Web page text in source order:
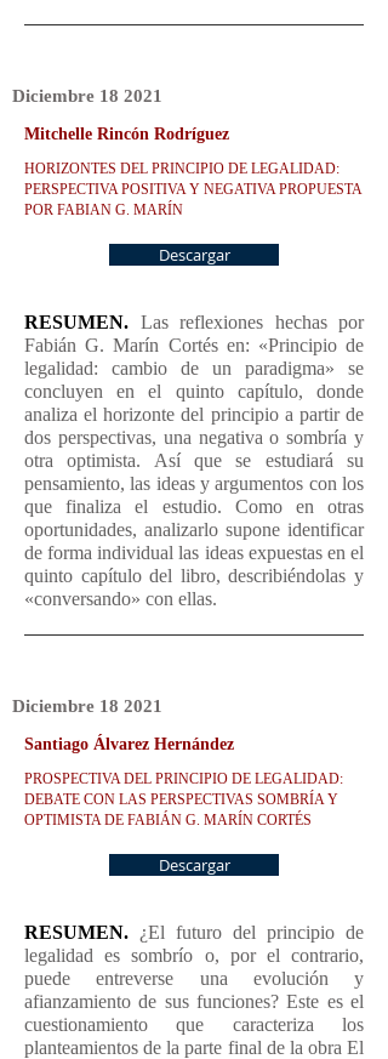
Diciembre 18 2021
Mitchelle Rincón Rodríguez
HORIZONTES DEL PRINCIPIO DE LEGALIDAD:
PERSPECTIVA POSITIVA Y NEGATIVA PROPUESTA
POR FABIAN G. MARÍN
Descargar
RESUMEN. Las reflexiones hechas por
Fabián G. Marín Cortés en: «Principio de
legalidad: cambio de un paradigma» se
concluyen en el quinto capítulo, donde
analiza el horizonte del principio a partir de
dos perspectivas, una negativa o sombría y
otra optimista. Así que se estudiará su
pensamiento, las ideas y argumentos con los
que finaliza el estudio. Como en otras
oportunidades, analizarlo supone identificar
de forma individual las ideas expuestas en el
quinto capítulo del libro, describiéndolas y
«conversando» con ellas.
Diciembre 18 2021
Santiago Álvarez Hernández
PROSPECTIVA DEL PRINCIPIO DE LEGALIDAD:
DEBATE CON LAS PERSPECTIVAS SOMBRÍA Y
OPTIMISTA DE FABIÁN G. MARÍN CORTÉS
Descargar
RESUMEN. ¿El futuro del principio de
legalidad es sombrío o, por el contrario,
puede entreverse una evolución y
afianzamiento de sus funciones? Este es el
cuestionamiento que caracteriza los
planteamientos de la parte final de la obra El